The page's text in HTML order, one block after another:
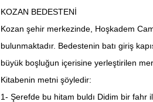
KOZAN BEDESTENİ
Kozan şehir merkezinde, Hoşkadem
bulunmaktadır. Bedestenin batı giriş
büyük boşluğun içerisine yerleştirilen
Kitabenin metni şöyledir:
1- Şerefde bu hitam buldı Didim bir fahr